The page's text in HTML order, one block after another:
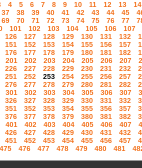
4 5 6 7 8 9 10 11 12 13
14
37 38 39 40 41 42 43 44 45
69 70 71 72 73 74 75 76 77
101 102 103 104 105 106
107
126 127 128 129 130 131 132
151 152 153 154 155 156 157
176 177 178 179 180 181 182
201 202 203 204 205 206 207
226 227 228 229 230 231 232
251 252 253 254 255 256 257
276 277 278 279 280 281 282
301 302 303 304 305 306 307
326 327 328 329 330 331 332
351 352 353 354 355 356 357
376 377 378 379 380 381 382
401 402 403 404 405 406 407
426 427 428 429 430 431 432
451 452 453 454 455 456 457
475 476 477 478 479 480 481